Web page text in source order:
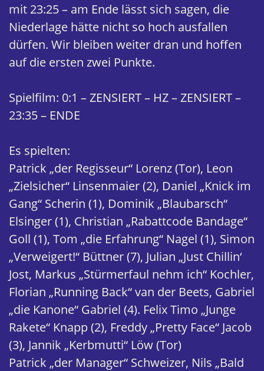
mit 23:25 – am Ende lässt sich sagen, die
Niederlage hätte nicht so hoch ausfallen
dürfen. Wir bleiben weiter dran und hoffen
auf die ersten zwei Punkte.
Spielfilm: 0:1 – ZENSIERT – HZ – ZENSIERT –
23:35 – ENDE
Es spielten:
Patrick „der Regisseur“ Lorenz (Tor), Leon
„Zielsicher“ Linsenmaier (2), Daniel „Knick im
Gang“ Scherin (1), Dominik „Blaubarsch“
Elsinger (1), Christian „Rabattcode Bandage“
Goll (1), Tom „die Erfahrung“ Nagel (1), Simon
„Verweigert!“ Büttner (7), Julian „Just Chillin‘
Jost, Markus „Stürmerfaul nehm ich“ Kochler,
Florian „Running Back“ van der Beets, Gabriel
„die Kanone“ Gabriel (4). Felix Timo „Junge
Rakete“ Knapp (2), Freddy „Pretty Face“ Jacob
(3), Jannik „Kerbmutti“ Löw (Tor)
Patrick „der Manager“ Schweizer, Nils „Bald